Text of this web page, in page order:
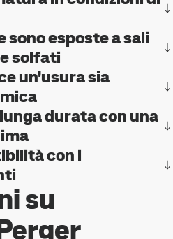
esposte a sali
solfati
un'usura sia
durata con una
con i
su